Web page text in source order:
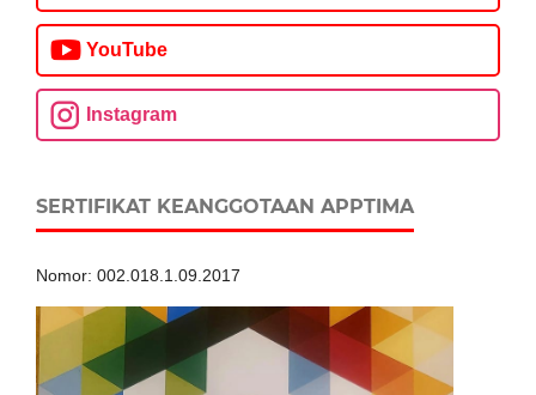
YouTube
Instagram
SERTIFIKAT KEANGGOTAAN APPTIMA
Nomor: 002.018.1.09.2017